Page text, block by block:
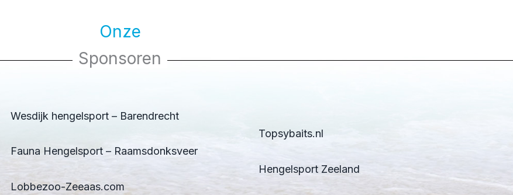
Onze
Sponsoren
Wesdijk hengelsport – Barendrecht
Fauna Hengelsport – Raamsdonksveer
Lobbezoo-Zeeaas.com
Topsybaits.nl
Hengelsport Zeeland